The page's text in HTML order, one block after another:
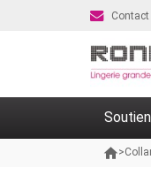
Contact
>